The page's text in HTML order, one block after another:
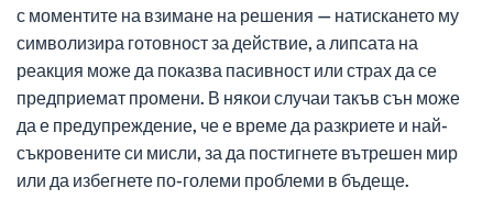
с моментите на взимане на решения — натискането му
символизира готовност за действие, а липсата на
реакция може да показва пасивност или страх да се
предприемат промени. В някои случаи такъв сън може
да е предупреждение, че е време да разкриете и най-
съкровените си мисли, за да постигнете вътрешен мир
или да избегнете по-големи проблеми в бъдеще.